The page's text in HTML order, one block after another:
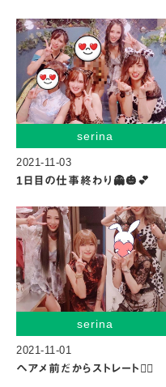
serina
2021-11-03
1日目の仕事終わり👻🎃💕
serina
2021-11-01
ヘアメ前だからストレート😮‍💨